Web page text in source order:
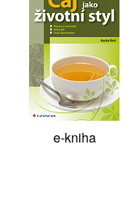
e-kniha